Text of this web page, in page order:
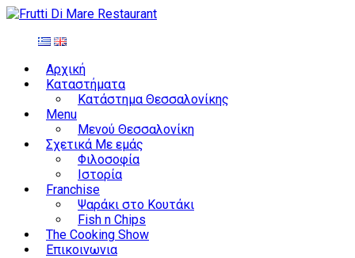
Αρχική
Καταστήματα
Κατάστημα Θεσσαλονίκης
Menu
Μενού Θεσσαλονίκη
Σχετικά Με εμάς
Φιλοσοφία
Ιστορία
Franchise
Ψαράκι στο Κουτάκι
Fish n Chips
The Cooking Show
Επικοινωνια